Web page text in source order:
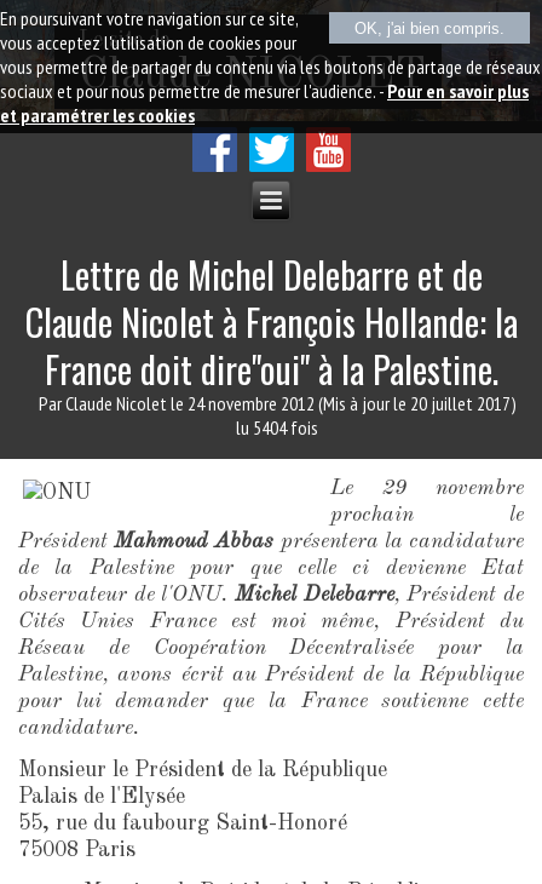
Claude NICOLET
Le site de
Lettre de Michel Delebarre et de
Claude Nicolet à François Hollande: la
France doit dire"oui" à la Palestine.
Par Claude Nicoletle 24 novembre 2012 (Mis à jour le 20 juillet 2017)
lu 5404 fois
Le 29 novembre
prochain le
PrésidentMahmoud Abbas présentera la candidature
de la Palestine pour que celle ci devienne Etat
observateur de l'ONU.Michel Delebarre, Président de
Cités Unies France est moi même, Président du
Réseau de Coopération Décentralisée pour la
Palestine, avons écrit au Président de la République
pour lui demander que la France soutienne cette
candidature.
Monsieur le Président de la République
Palais de l'Elysée
55, rue du faubourg Saint-Honoré
75008 Paris
OK, j'ai bien compris.
En poursuivant votre navigation sur ce site,
vous acceptez l'utilisation de cookies pour
vous permettre de partager du contenu via les boutons de partage de réseaux
sociaux et pour nous permettre de mesurer l'audience. -Pour en savoir plus
et paramétrer les cookies